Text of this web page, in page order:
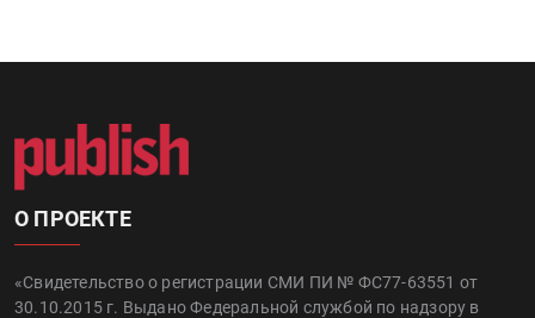
О ПРОЕКТЕ
«Свидетельство о регистрации СМИ ПИ № ФС77-63551 от
30.10.2015 г. Выдано Федеральной службой по надзору в